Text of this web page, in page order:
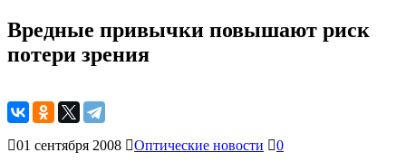
Вредные привычки повышают риск
потери зрения
01 сентября 2008 Оптические новости
0